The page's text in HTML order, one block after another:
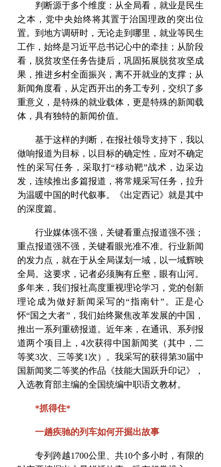
判断源于多个维度：从全局看，就业是民生
之本，党中央始终将其置于治国理政的突出位
置。到地方调研时，无论走到哪里，就业等民生
工作，始终是习近平总书记心中的牵挂；从阶段
看，脱贫攻坚任务告捷后，巩固拓展脱贫攻坚成
果，推进乡村全面振兴，离不开就业的支撑；从
新闻角度看，从定西开出的务工专列，交织了多
重意义，是特殊的就业载体，更是特殊的新闻载
体，具有独特的新闻价值。
基于这样的判断，在报社领导支持下，我以
做响报道为目标，以目标的确定性，应对不确定
性的采写任务，采取打“移动靶”战术，边采边
发，连续推出多篇报道，将常规采写任务，拉升
为温暖中国的时代叙事。《出定西记》就是其中
的深度篇。
行业媒体强不强，关键看重点报道强不强；
重点报道强不强，关键看眼光准不准。行业新闻
的发力点，就在于从全局谋划一域，以一域辉映
全局。这要求，记者必须胸有丘壑，眼有山河。
多年来，我们报社高度重视理论学习，党的创新
理论成为做好新闻采写的“指南针”。正是心
怀“国之大者”，我们始终聚焦改革发展的中国，
推出一系列重磅报道。近年来，在通讯、系列报
道两个项目上，4次获得中国新闻奖（其中，二
等奖3次、三等奖1次）。我采写的获得第30届中
国新闻奖二等奖的作品《技能大国跃升印记》，
入选教育部主编的全国统编中职语文教材。
*抓得住*
一趟疾驰的列车如何开掘出故事
专列跨越1700公里、共10个多小时，有限的